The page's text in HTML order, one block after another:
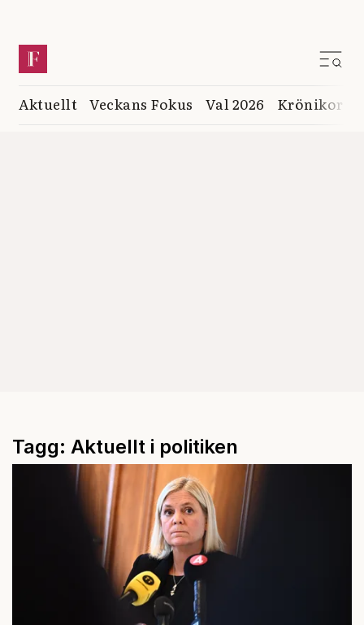
Aktuellt Veckans Fokus Val 2026 Krönikor
Tagg: Aktuellt i politiken